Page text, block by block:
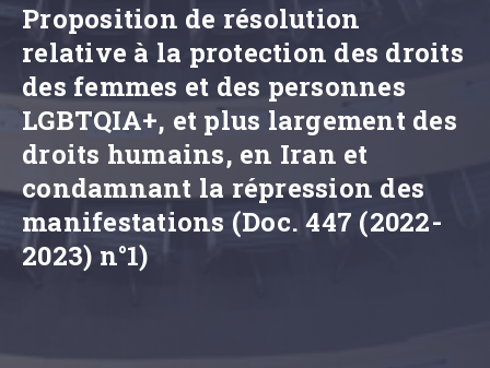
Proposition de résolution
relative à la protection des droits
des femmes et des personnes
LGBTQIA+, et plus largement des
droits humains, en Iran et
condamnant la répression des
manifestations (Doc. 447 (2022-
2023) n°1)